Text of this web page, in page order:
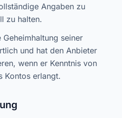
Angaben zu
zu halten.
seiner
und hat den Anbieter
wenn er Kenntnis von
Kontos erlangt.